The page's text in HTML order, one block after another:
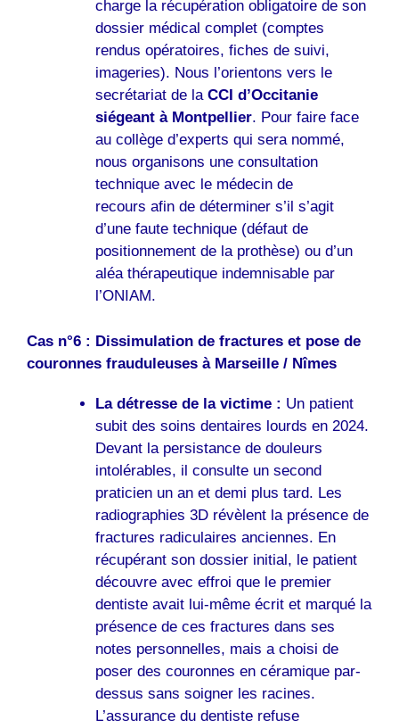
charge la récupération obligatoire de son
dossier médical complet (comptes
rendus opératoires, fiches de suivi,
imageries). Nous l’orientons vers le
secrétariat de la CCI d’Occitanie
siégeant à Montpellier. Pour faire face
au collège d’experts qui sera nommé,
nous organisons une consultation
technique avec le médecin de
recours afin de déterminer s’il s’agit
d’une faute technique (défaut de
positionnement de la prothèse) ou d’un
aléa thérapeutique indemnisable par
l’ONIAM.
Cas n°6 : Dissimulation de fractures et pose de
couronnes frauduleuses à Marseille / Nîmes
La détresse de la victime : Un patient
subit des soins dentaires lourds en 2024.
Devant la persistance de douleurs
intolérables, il consulte un second
praticien un an et demi plus tard. Les
radiographies 3D révèlent la présence de
fractures radiculaires anciennes. En
récupérant son dossier initial, le patient
découvre avec effroi que le premier
dentiste avait lui-même écrit et marqué la
présence de ces fractures dans ses
notes personnelles, mais a choisi de
poser des couronnes en céramique par-
dessus sans soigner les racines.
L’assurance du dentiste refuse